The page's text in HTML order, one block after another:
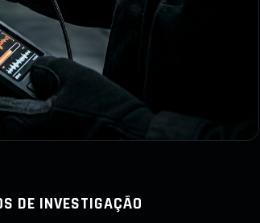
DE INVESTIGAÇÃO